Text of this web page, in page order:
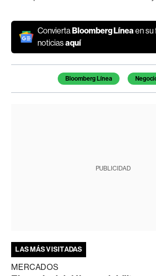
ConviertaBloomberg Línea en su
noticiasaquí
Temas de este artículo
Bloomberg Línea
PUBLICIDAD
LAS MÁS VISITADAS
MERCADOS